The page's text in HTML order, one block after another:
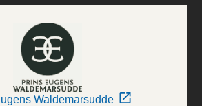
Waldemarsudde